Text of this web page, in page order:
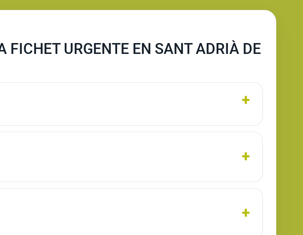
FICHET URGENTE EN SANT ADRIÀ DE